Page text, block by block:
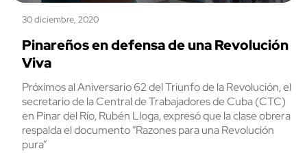
30 diciembre, 2020
Pinareños en defensa de una Revolución
Viva
Próximos al Aniversario 62 del Triunfo de la Revolución, el
secretario de la Central de Trabajadores de Cuba (CTC)
en Pinar del Río, Rubén Lloga, expresó que la clase obrera
respalda el documento “Razones para una Revolución
pura”